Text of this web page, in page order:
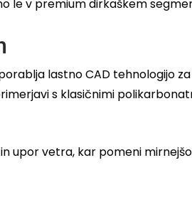
le v premium dirkaškem
lastno CAD tehnologijo
s klasičnimi
upor vetra, kar pomeni